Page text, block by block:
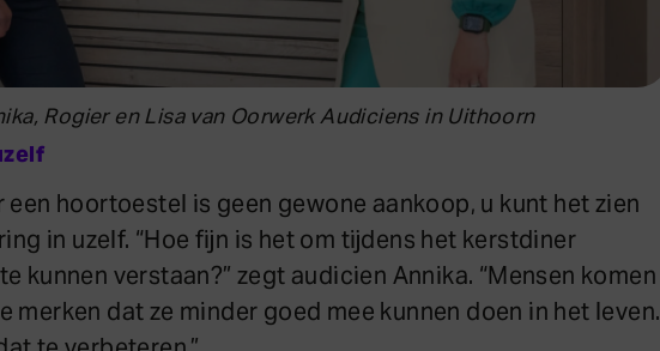
Rogier en Lisa van Oorwerk Audiciens in Uithoorn
een hoortoestel is geen gewone aankoop, u kunt het zien
in uzelf. “Hoe fijn is het om tijdens het kerstdiner
kunnen verstaan?” zegt audicien Annika. “Mensen komen
merken dat ze minder goed mee kunnen doen in het leven.